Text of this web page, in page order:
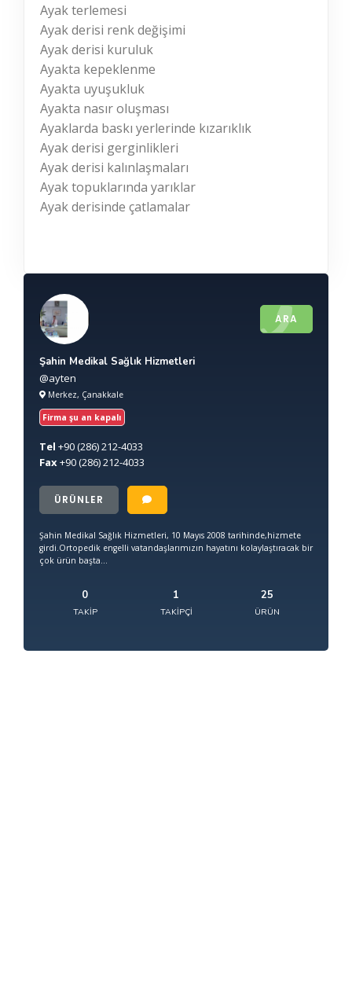
Ayak terlemesi
Ayak derisi renk değişimi
Ayak derisi kuruluk
Ayakta kepeklenme
Ayakta uyuşukluk
Ayakta nasır oluşması
Ayaklarda baskı yerlerinde kızarıklık
Ayak derisi gerginlikleri
Ayak derisi kalınlaşmaları
Ayak topuklarında yarıklar
Ayak derisinde çatlamalar
ARA
Şahin Medikal Sağlık Hizmetleri
@ayten
Merkez, Çanakkale
Firma şu an kapalı
Tel +90(286) 212-4033
Fax+90(286) 212-4033
ÜRÜNLER
Şahin Medikal Sağlık Hizmetleri, 10 Mayıs 2008 tarihinde,hizmete
girdi.Ortopedik engelli vatandaşlarımızın hayatını kolaylaştıracak bir
çok ürün başta...
0
TAKIP
1
TAKIPÇI
25
ÜRÜN